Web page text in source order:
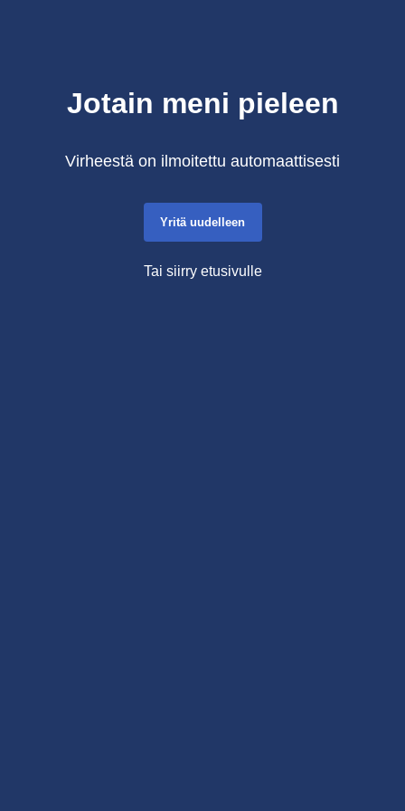
Jotain meni pieleen
Virheestä on ilmoitettu automaattisesti
Yritä uudelleen
Tai siirry etusivulle